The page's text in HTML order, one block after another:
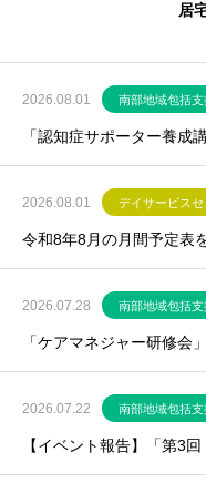
居
2026.08.01 南部地域包括
「認知症サポーター養成
2026.08.01 デイサービス
令和8年8月の月間予定表
2026.07.28 南部地域包括
「ケアマネジャー研修会
2026.07.22 南部地域包括
【イベント報告】「第3